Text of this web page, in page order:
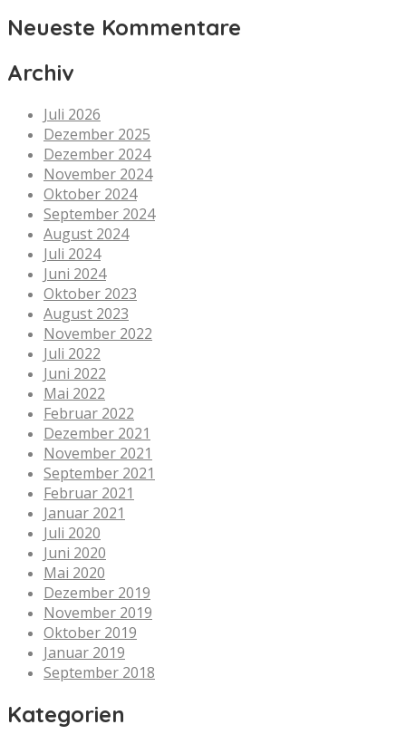
Neueste Kommentare
Archiv
Juli 2026
Dezember 2025
Dezember 2024
November 2024
Oktober 2024
September 2024
August 2024
Juli 2024
Juni 2024
Oktober 2023
August 2023
November 2022
Juli 2022
Juni 2022
Mai 2022
Februar 2022
Dezember 2021
November 2021
September 2021
Februar 2021
Januar 2021
Juli 2020
Juni 2020
Mai 2020
Dezember 2019
November 2019
Oktober 2019
Januar 2019
September 2018
Kategorien